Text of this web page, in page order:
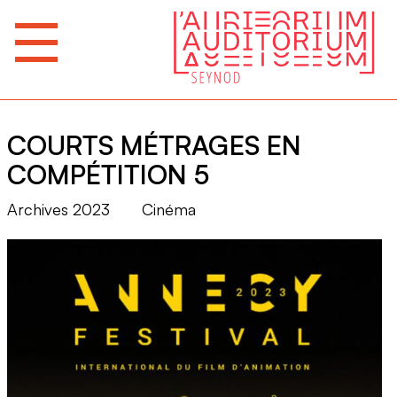
COURTS MÉTRAGES EN
COMPÉTITION 5
Archives 2023 Cinéma